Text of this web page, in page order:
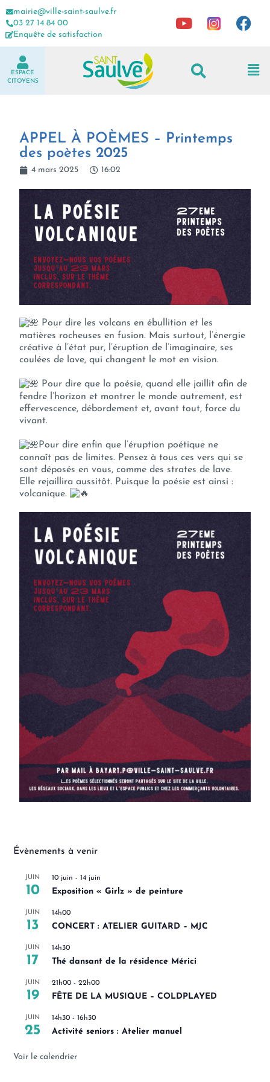
mairie@ville-saint-saulve.fr
03 27 14 84 00
Enquête de satisfaction
ESPACE
CITOYENS
APPEL À POÈMES – Printemps
des poètes 2025
4 mars 2025 16:02
Pour dire les volcans en ébullition et les
matières rocheuses en fusion. Mais surtout, l’énergie
créative à l’état pur, l’éruption de l’imaginaire, ses
coulées de lave, qui changent le mot en vision.
Pour dire que la poésie, quand elle jaillit afin de
fendre l’horizon et montrer le monde autrement, est
effervescence, débordement et, avant tout, force du
vivant.
Pour dire enfin que l’éruption poétique ne
connaît pas de limites. Pensez à tous ces vers qui se
sont déposés en vous, comme des strates de lave.
Elle rejaillira aussitôt. Puisque la poésie est ainsi :
volcanique.
Évènements à venir
JUIN
10
10 juin -14 juin
Exposition « Girlz » de peinture
JUIN
13
14h00
CONCERT : ATELIER GUITARD – MJC
JUIN
17
14h30
Thé dansant de la résidence Mérici
JUIN
19
21h00 -22h00
FÊTE DE LA MUSIQUE – COLDPLAYED
JUIN
25
14h30 -16h30
Activité seniors : Atelier manuel
Voir le calendrier